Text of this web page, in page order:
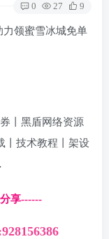
0 27 9
力领蜜雪冰城免单
享------